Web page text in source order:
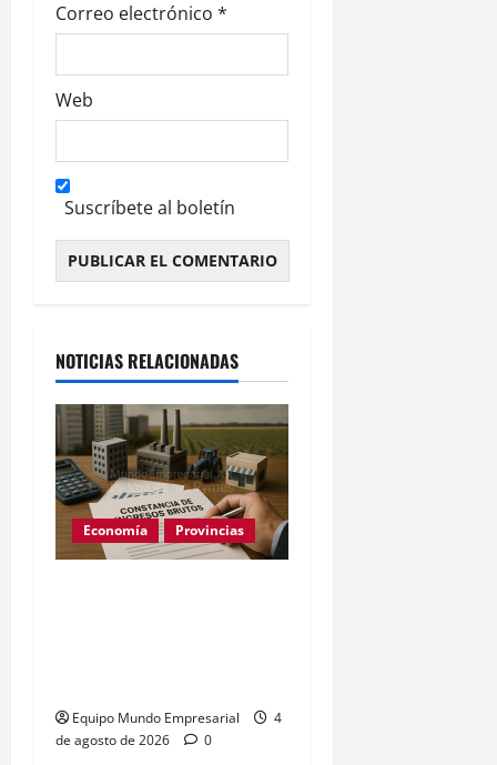
Correo electrónico *
Web
Suscríbete al boletín
NOTICIAS RELACIONADAS
Economía Provincias
Equipo Mundo Empresarial
4
de agosto de 2026
0